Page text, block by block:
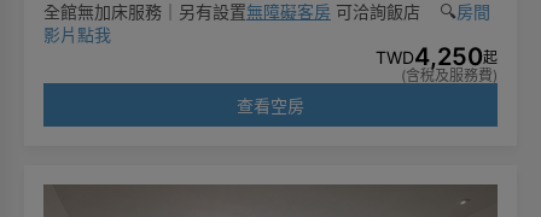
全館無加床服務｜另有設置無障礙客房 可洽詢飯店 🔍️房間
影片點我
TWD4,250起
(含稅及服務費)
查看空房